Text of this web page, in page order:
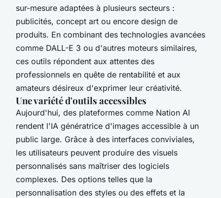
sur-mesure adaptées à plusieurs secteurs :
publicités, concept art ou encore design de
produits. En combinant des technologies avancées
comme DALL-E 3 ou d'autres moteurs similaires,
ces outils répondent aux attentes des
professionnels en quête de rentabilité et aux
amateurs désireux d'exprimer leur créativité.
Une variété d'outils accessibles
Aujourd'hui, des plateformes comme Nation AI
rendent l'IA génératrice d'images accessible à un
public large. Grâce à des interfaces conviviales,
les utilisateurs peuvent produire des visuels
personnalisés sans maîtriser des logiciels
complexes. Des options telles que la
personnalisation des styles ou des effets et la